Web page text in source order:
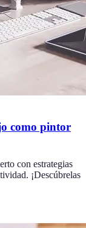
como pintor
con estrategias
¡Descúbrelas